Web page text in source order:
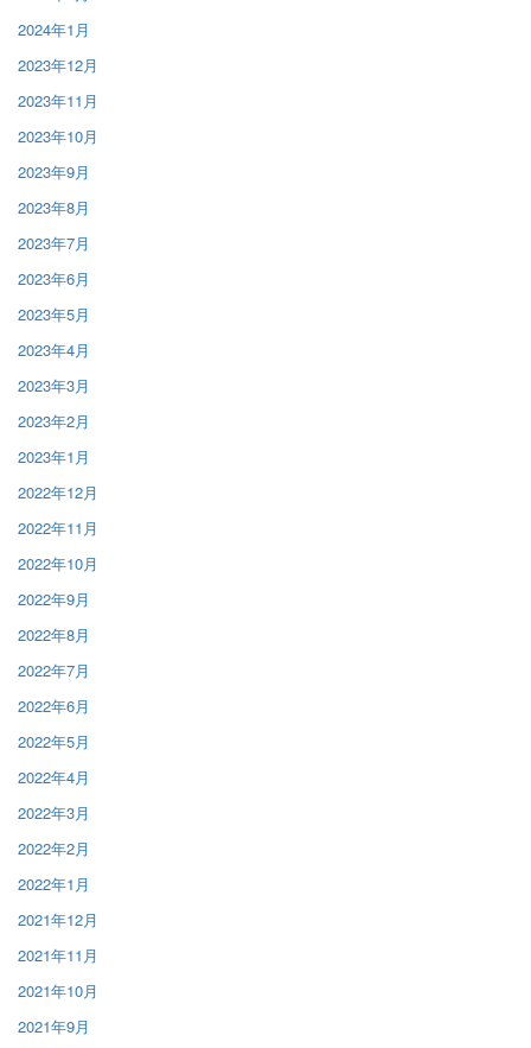
2024年1月
2023年12月
2023年11月
2023年10月
2023年9月
2023年8月
2023年7月
2023年6月
2023年5月
2023年4月
2023年3月
2023年2月
2023年1月
2022年12月
2022年11月
2022年10月
2022年9月
2022年8月
2022年7月
2022年6月
2022年5月
2022年4月
2022年3月
2022年2月
2022年1月
2021年12月
2021年11月
2021年10月
2021年9月